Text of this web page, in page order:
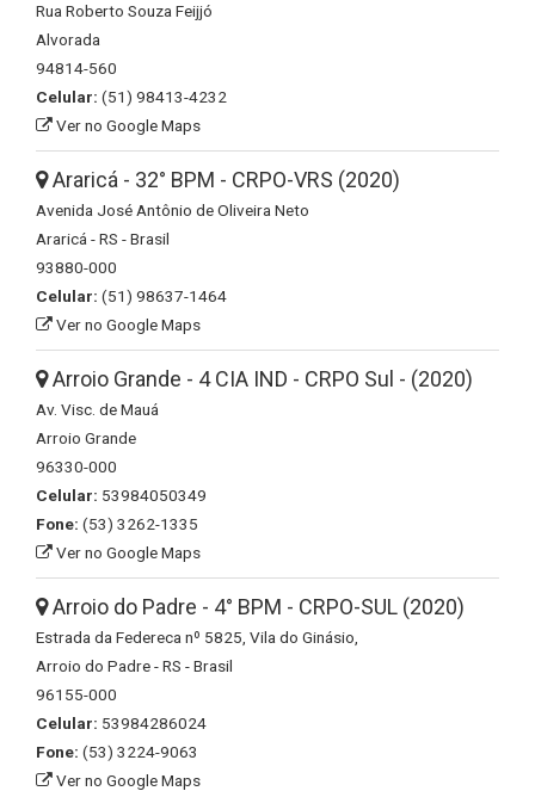
Rua Roberto Souza Feijjó
Alvorada
94814-560
Celular: (51) 98413-4232
Ver no Google Maps
Araricá - 32° BPM - CRPO-VRS (2020)
Avenida José Antônio de Oliveira Neto
Araricá - RS - Brasil
93880-000
Celular: (51) 98637-1464
Ver no Google Maps
Arroio Grande - 4 CIA IND - CRPO Sul - (2020)
Av. Visc. de Mauá
Arroio Grande
96330-000
Celular: 53984050349
Fone: (53) 3262-1335
Ver no Google Maps
Arroio do Padre - 4° BPM - CRPO-SUL (2020)
Estrada da Federeca nº 5825, Vila do Ginásio,
Arroio do Padre - RS - Brasil
96155-000
Celular: 53984286024
Fone: (53) 3224-9063
Ver no Google Maps